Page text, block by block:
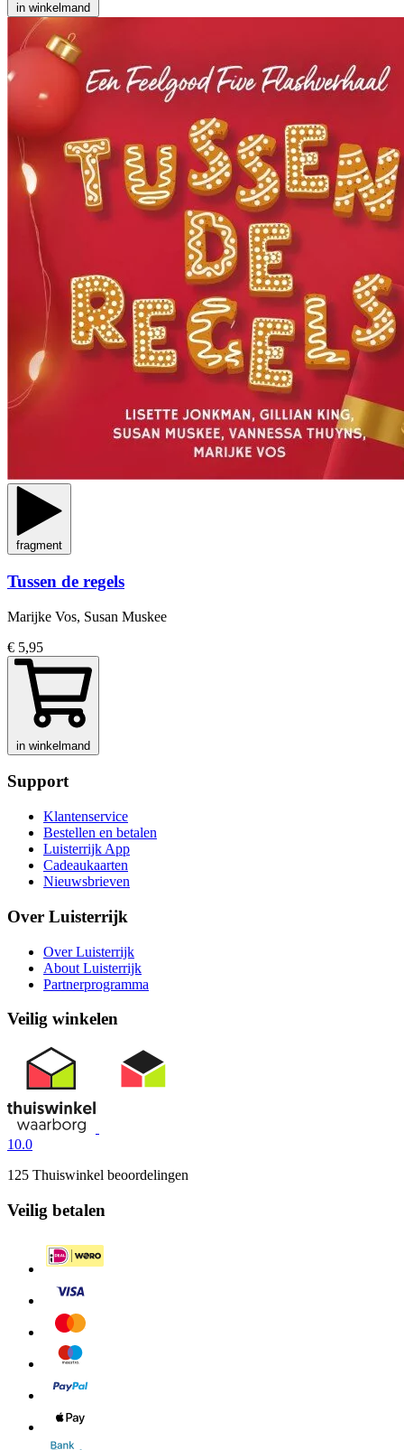
in winkelmand
fragment
Tussen de regels
Marijke Vos, Susan Muskee
€ 5,95
in winkelmand
Support
Klantenservice
Bestellen en betalen
Luisterrijk App
Cadeaukaarten
Nieuwsbrieven
Over Luisterrijk
Over Luisterrijk
About Luisterrijk
Partnerprogramma
Veilig winkelen
10.0
125 Thuiswinkel beoordelingen
Veilig betalen